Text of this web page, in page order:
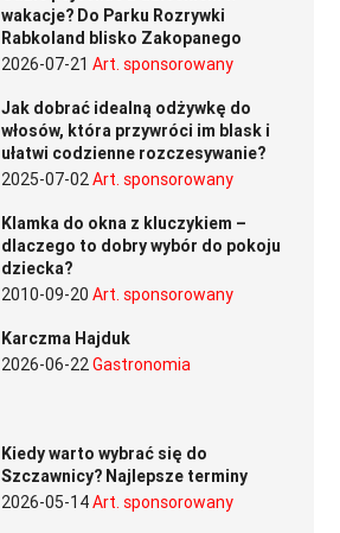
wakacje? Do Parku Rozrywki
Rabkoland blisko Zakopanego
2026-07-21 Art. sponsorowany
Jak dobrać idealną odżywkę do
włosów, która przywróci im blask i
ułatwi codzienne rozczesywanie?
2025-07-02Art. sponsorowany
Klamka do okna z kluczykiem –
dlaczego to dobry wybór do pokoju
dziecka?
2010-09-20 Art. sponsorowany
Karczma Hajduk
2026-06-22Gastronomia
Kiedy warto wybrać się do
Szczawnicy? Najlepsze terminy
2026-05-14Art. sponsorowany